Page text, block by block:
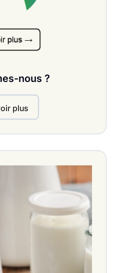
nous ?
plus